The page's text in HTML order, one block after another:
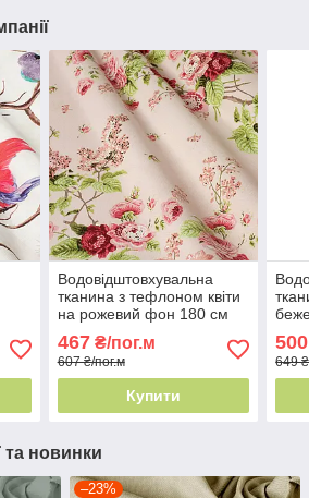
Водовідштовхувальна
тканина з тефлоном квіти
на рожевий фон 180 см
мотив
467₴/пог.м
607 ₴/пог.м
Купити
500
649
та новинки
–23%